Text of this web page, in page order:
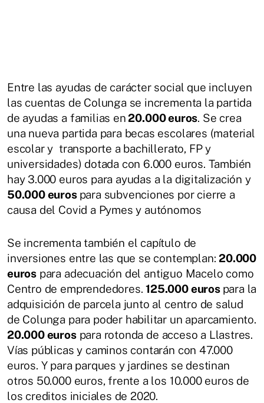
Entre las ayudas de carácter social que incluyen
las cuentas de Colunga se incrementa la partida
de ayudas a familias en20.000 euros. Se crea
una nueva partida para becas escolares (material
escolar y transporte a bachillerato, FP y
universidades) dotada con 6.000 euros. También
hay 3.000 euros para ayudas a la digitalización y
50.000 euros para subvenciones por cierre a
causa del Covid a Pymes y autónomos
Se incrementa también el capítulo de
inversiones entre las que se contemplan:20.000
euros para adecuación del antiguo Macelo como
Centro de emprendedores.125.000 euros para la
adquisición de parcela junto al centro de salud
de Colunga para poder habilitar un aparcamiento.
20.000 eurospara rotonda de acceso a Llastres.
Vías públicas y caminos contarán con 47.000
euros. Y para parques y jardines se destinan
otros 50.000 euros, frente a los 10.000 euros de
los creditos iniciales de 2020.